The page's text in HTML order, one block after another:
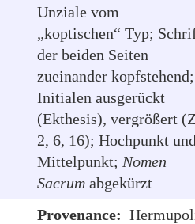
Unziale vom
„koptischen“ Typ;
der beiden Seiten
zueinander kopfstehend;
Initialen ausgerückt
(Ekthesis), vergrößert
2, 6, 16); Hochpunkt
Mittelpunkt; Nomen
Sacrum abgekürzt
Provenance: